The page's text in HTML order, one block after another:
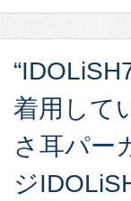
着用して
さ耳パー
ジ